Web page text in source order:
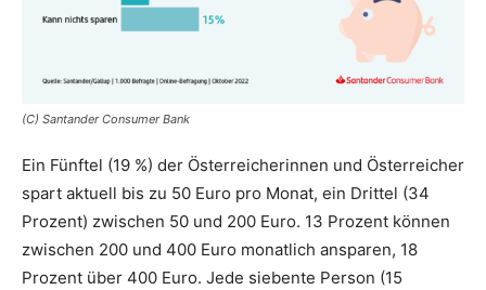
(C) Santander Consumer Bank
Ein Fünftel (19 %) der Österreicherinnen und Österreicher
spart aktuell bis zu 50 Euro pro Monat, ein Drittel (34
Prozent) zwischen 50 und 200 Euro. 13 Prozent können
zwischen 200 und 400 Euro monatlich ansparen, 18
Prozent über 400 Euro. Jede siebente Person (15